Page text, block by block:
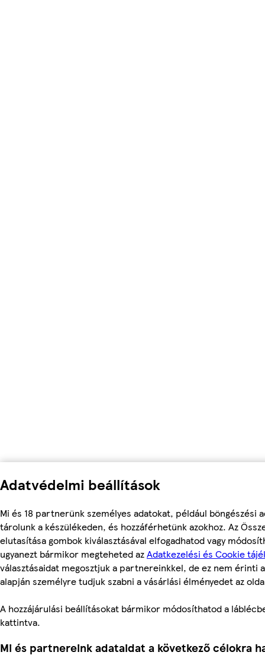
Adatvédelmi beállítások
Mi és 18 partnerünk személyes adatokat, például böngészési
tárolunk a készülékeden, és hozzáférhetünk azokhoz. Az
elutasítása gombok kiválasztásával elfogadhatod vagy
ugyanezt bármikor megteheted azAdatkezelési és Cookie
választásaidat megosztjuk a partnereinkkel, de ez nem érinti
alapján személyre tudjuk szabni a vásárlási élményedet az
A hozzájárulási beállításokat bármikor módosíthatod a
kattintva.
Mi és partnereink adataidat a következő célokra